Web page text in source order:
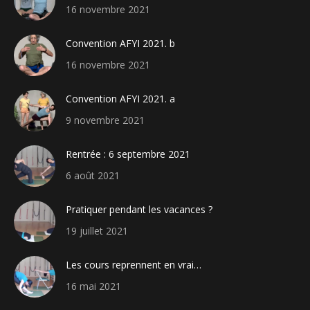
16 novembre 2021
Convention AFYI 2021. b
16 novembre 2021
Convention AFYI 2021. a
9 novembre 2021
Rentrée : 6 septembre 2021
6 août 2021
Pratiquer pendant les vacances ?
19 juillet 2021
Les cours reprennent en vrai…
16 mai 2021